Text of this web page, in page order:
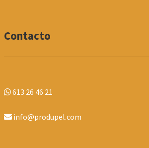
Contacto
613 26 46 21
info@produpel.com